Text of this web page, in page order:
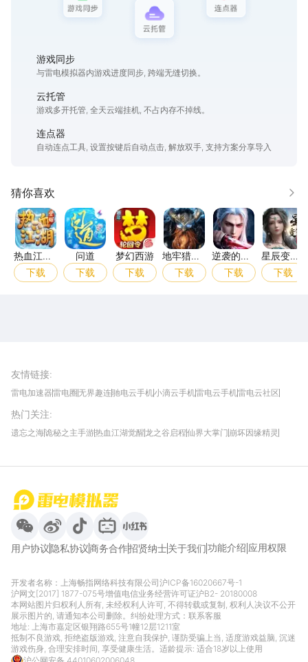
游戏同步
与雷电模拟器内游戏进度同步, 跨端无缝切换。
云托管
游戏多开托管, 全天云端挂机, 不占内存不掉线。
连点器
自动连点工具, 设置按键后自动点击, 解放双手, 支持方案分享导入
猜你喜欢
更多
热血江湖：觉醒
热血江
湖：觉醒
下载
问道
问道
下载
梦幻西游
梦幻西游
下载
地牢猎手6
地牢猎手
6
下载
逆袭的仙王
逆袭的仙
王
下载
星辰
星辰变：
归来下载
友情链接:
雷电加速器雷电圈无界趣连驰电云手机小滴云手机雷电云手机雷电云社区
我爱vr网华军软件园
热门关注:
遗忘之海诡秘之主手游热血江湖觉醒龙之谷启程仙界大掌门 崩坏因缘精灵
用户协议隐私协议商务合作招贤纳士关于我们功能介绍 应用权限
开发者名称：上海畅指网络科技有限公司沪ICP备16020667号-1
沪网文[2017] 1877-075号增值电信业务经营许可证沪B2- 20180008
本网站图片归权利人所有, 未经权利人许可, 不得转载或复制, 权利人决议不公开
展示图片的, 请通知本公司删除。纠纷处理方式： 联系客服
地址: 上海市嘉定区银翔路655号1幢12层1211室
抵制不良游戏, 拒绝盗版游戏, 注意自我保护, 谨防受骗上当, 适度游戏益脑, 沉迷
游戏伤身, 合理安排时间, 享受健康生活。适龄提示: 适合18岁以上使用
首页
微信
微博 抖音 哔哩哔哩